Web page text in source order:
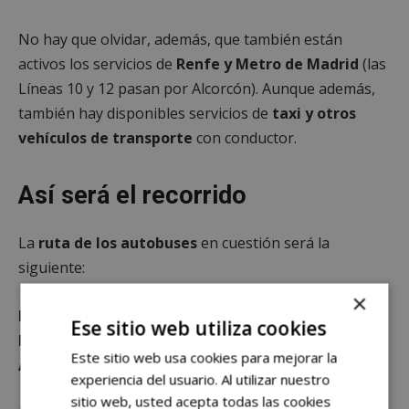
No hay que olvidar, además, que también están
activos los servicios de Renfe y Metro de Madrid (las
Líneas 10 y 12 pasan por Alcorcón). Aunque además,
también hay disponibles servicios de taxi y otros
vehículos de transporte con conductor.
Así será el recorrido
La ruta de los autobusesen cuestión será la
siguiente:
Recorrido 1: Desde la Renfe de Las Retamas a
Príncipe Pío (Parada en Alcorcón Central, por
Avenida de Móstoles)
×
Ese sitio web utiliza cookies
Este sitio web usa cookies para mejorar la
experiencia del usuario. Al utilizar nuestro
sitio web, usted acepta todas las cookies